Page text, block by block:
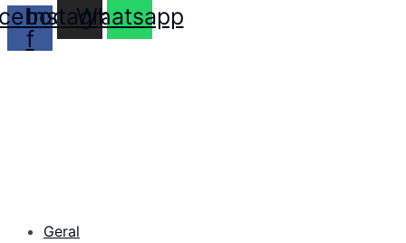
f
Instagram
Whatsapp
Geral